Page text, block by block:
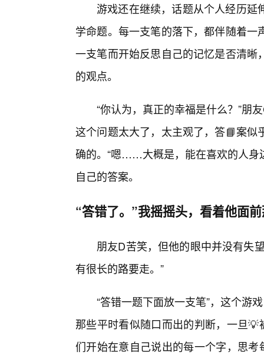
游戏还在继续，话题从个人经历延
学命题。每一支笔的落下，都伴随着
一支笔而开始反思自己的记忆是否清
的观点。
“你认为，真正的幸福是什么？”朋
这个问题太大了，太主观了，答📘案
确的。“嗯……大概是，能在喜欢的人身
自己的答案。
“答错了。”我摇摇头，看着他面
朋友D苦笑，但他的眼中并没有失
有很长的路要走。”
“答错一题下面放一支笔”，这个游
那些平时看似随口而出的判断，一旦
们开始在意自己说出的每一个字，思